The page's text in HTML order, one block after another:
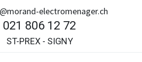
electromenager.ch
021 806 12 72
ST-PREX - SIGNY